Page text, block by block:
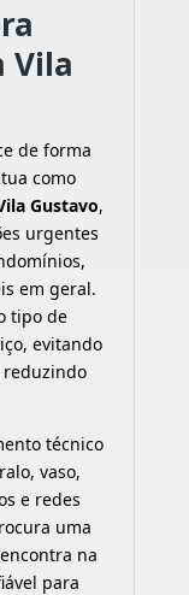
Vila
de forma
como
Gustavo,
urgentes
em geral.
tipo de
evitando
reduzindo
técnico
vaso,
e redes
uma
encontra na
para